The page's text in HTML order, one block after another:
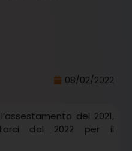
08/02/2022
del 2021,
dal 2022 per il